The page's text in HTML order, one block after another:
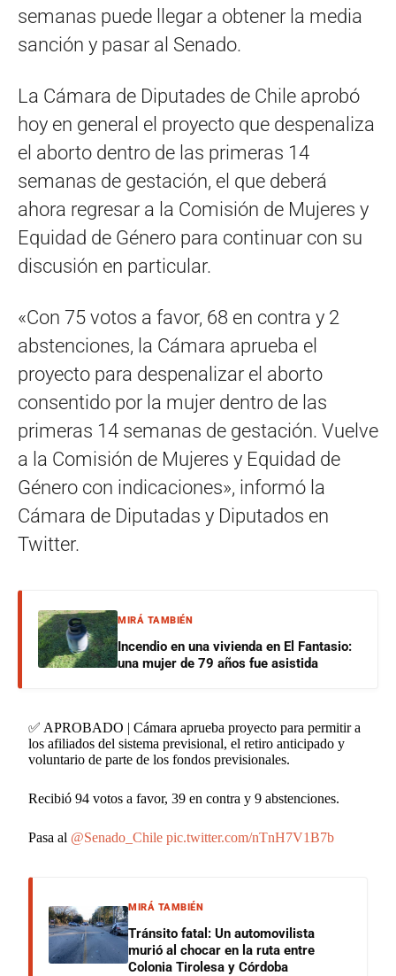
semanas puede llegar a obtener la media
sanción y pasar al Senado.
La Cámara de Diputades de Chile aprobó
hoy en general el proyecto que despenaliza
el aborto dentro de las primeras 14
semanas de gestación, el que deberá
ahora regresar a la Comisión de Mujeres y
Equidad de Género para continuar con su
discusión en particular.
«Con 75 votos a favor, 68 en contra y 2
abstenciones, la Cámara aprueba el
proyecto para despenalizar el aborto
consentido por la mujer dentro de las
primeras 14 semanas de gestación. Vuelve
a la Comisión de Mujeres y Equidad de
Género con indicaciones», informó la
Cámara de Diputadas y Diputados en
Twitter.
MIRÁ TAMBIÉN
Incendio en una vivienda en El Fantasio:
una mujer de 79 años fue asistida
✅ APROBADO | Cámara aprueba proyecto para permitir a
los afiliados del sistema previsional, el retiro anticipado y
voluntario de parte de los fondos previsionales.
Recibió 94 votos a favor, 39 en contra y 9 abstenciones.
Pasa al @Senado_Chile pic.twitter.com/nTnH7V1B7b
MIRÁ TAMBIÉN
Tránsito fatal: Un automovilista
murió al chocar en la ruta entre
Colonia Tirolesa y Córdoba